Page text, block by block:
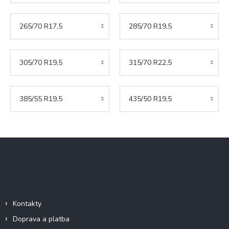
265/70 R17,5 285/70 R19,5
305/70 R19,5 315/70 R22,5
385/55 R19,5 435/50 R19,5
Kontakty
Doprava a platba